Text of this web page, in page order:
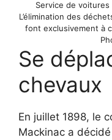
Service de voitures
L’élimination des
font exclusivement à
Se
chevaux
En juillet 1898, le
Mackinac a